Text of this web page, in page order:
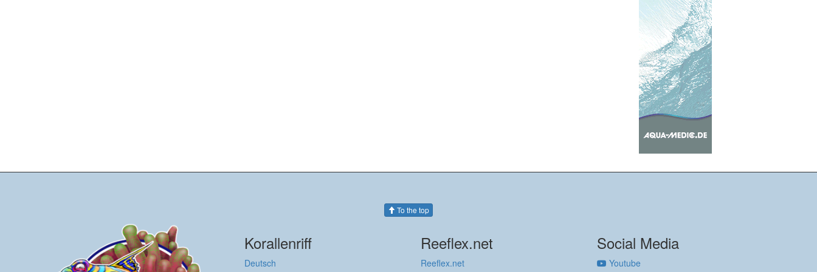
To the top
Korallenriff
Deutsch
Reeflex.net
Reeflex.net
Social Media
Youtube